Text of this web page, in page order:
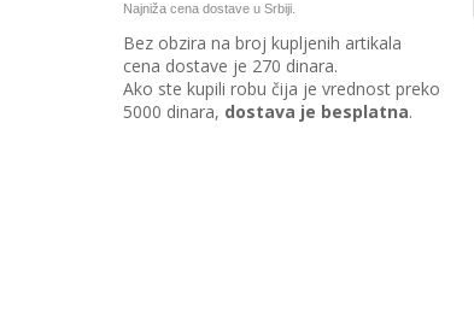
Najniža cena dostave u Srbiji.
Bez obzira na broj kupljenih artikala
cena dostave je 270 dinara.
Ako ste kupili robu čija je vrednost preko
5000 dinara, dostava je besplatna.